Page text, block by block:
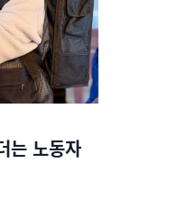
는 노동자